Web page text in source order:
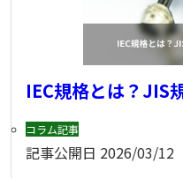
IEC規格とは？JIS
コラム記事
記事公開日 2026/03/12